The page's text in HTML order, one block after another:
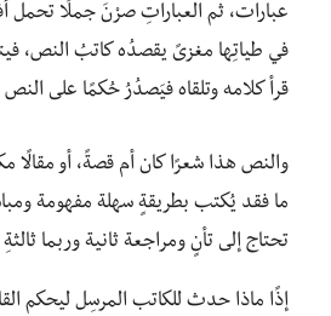
عبارات، ثم العباراتِ صرْنَ جملًا تحمل
في طياتِها مغزىً يقصدُه كاتبُ النص،
قرأ كلامه وتلقاه فيَصدُرُ حُكمًا على النص
والنص هذا شعرًا كان أم قصةً، أو مقالًا
ما فقد يُكتب بطريقةٍ سهلة مفهومة
تحتاج إلى تأنٍ ومراجعة ثانية وربما
إذًا ماذا حدث للكاتب المرسِل ليحكم